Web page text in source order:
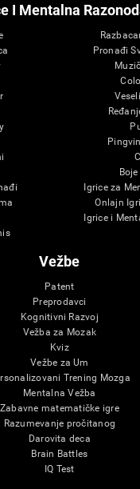
I Mentalna
Pronađi
Igrice za
Onlajn
Igrice i
Vežbe
Patent
Preprodavci
Kognitivni Razvoj
Vežba za Mozak
Kviz
Vežbe za Um
Trening Mozga
Mentalna Vežba
Zabavne matematičke igre
Razumevanje pročitanog
Darovita deca
Brain Battles
IQ Test